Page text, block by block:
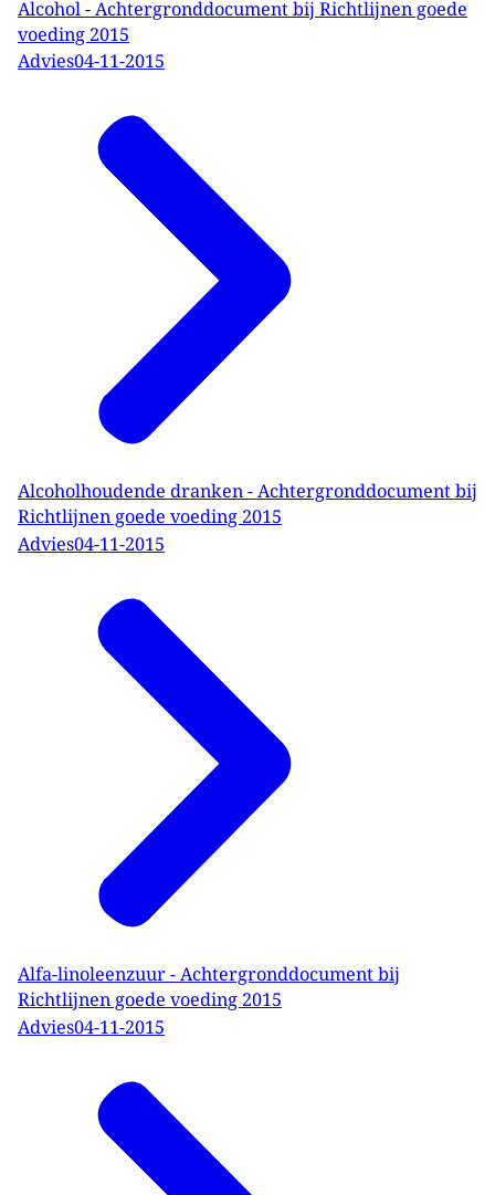
Alcohol - Achtergronddocument bij Richtlijnen goede
voeding 2015
Advies04-11-2015
Alcoholhoudende dranken - Achtergronddocument bij
Richtlijnen goede voeding 2015
Advies04-11-2015
Alfa-linoleenzuur - Achtergronddocument bij
Richtlijnen goede voeding 2015
Advies04-11-2015